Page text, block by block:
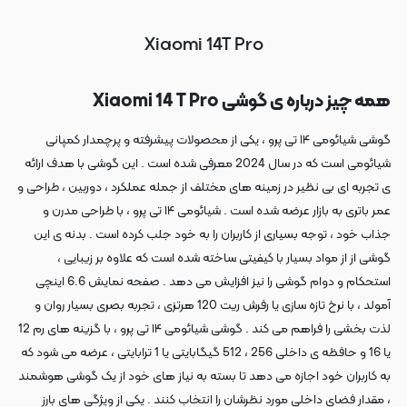
Xiaomi 14T Pro
همه چیز درباره ی گوشی Xiaomi 14 T Pro
گوشی شیائومی ۱۴ تی پرو ، یکی از محصولات پیشرفته و پرچمدار کمپانی
شیائومی است که در سال 2024 معرفی شده است . این گوشی با هدف ارائه
ی تجربه ای بی نظیر در زمینه های مختلف از جمله عملکرد ، دوربین ، طراحی و
عمر باتری به بازار عرضه شده است . شیائومی ۱۴ تی پرو ، با طراحی مدرن و
جذاب خود ، توجه بسیاری از کاربران را به خود جلب کرده است . بدنه ی این
گوشی از از مواد بسیار با کیفیتی ساخته شده است که علاوه بر زیبایی ،
استحکام و دوام گوشی را نیز افزایش می دهد . صفحه نمایش 6.6 اینچی
آمولد ، با نرخ تازه سازی یا رفرش ریت 120 هرتزی ، تجربه بصری بسیار روان و
لذت بخشی را فراهم می کند . گوشی شیائومی ۱۴ تی پرو ، با گزینه های رم 12
یا 16 و حافظه ی داخلی 256 ، 512 گیگابایتی یا 1 ترابایتی ، عرضه می شود که
به کاربران خود اجازه می دهد تا بسته به نیاز های خود از یک گوشی هوشمند
، مقدار فضای داخلی مورد نظرشان را انتخاب کنند . یکی از ویژگی های بارز